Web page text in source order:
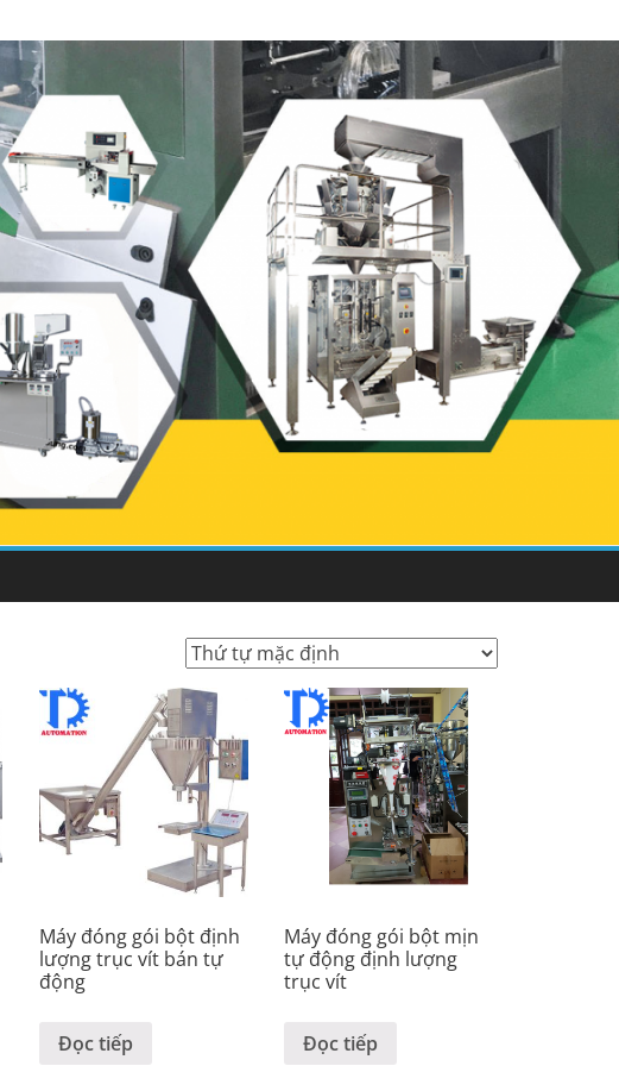
Máy đóng gói bột định
lượng trục vít bán tự
động
Đọc tiếp
Máy đóng gói bột mịn
tự động định lượng
trục vít
Đọc tiếp